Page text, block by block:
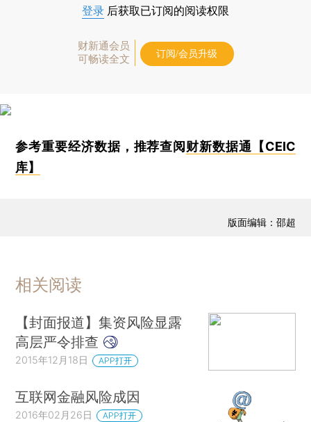
登录 后获取已订阅的阅读权限
财新通会员
可畅读全文
订阅/会员升级
参考重要经济数据，推荐查阅 财新数据通【CEIC
库】
版面编辑：邵超
相关阅读
【封面报道】集资风险显露
高层严令排查
2015年12月18日 APP打开
互联网金融风险成因
2016年02月26日 APP打开